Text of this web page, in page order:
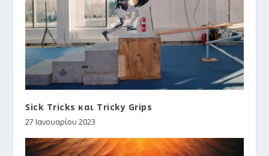
Sick Tricks και Tricky Grips
27 Ιανουαρίου 2023